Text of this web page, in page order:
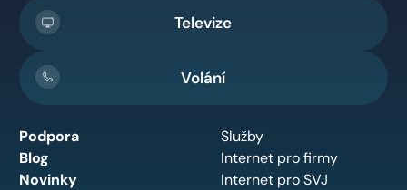
Televize
Volání
Podpora
Blog
Novinky
Služby
Internet pro firmy
Internet pro SVJ